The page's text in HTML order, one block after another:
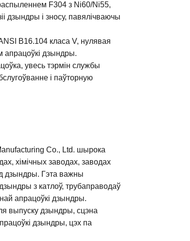
F304 з Ni60/Ni55,
дзындры і зносу, павялічваючы
B16.104 класа V, нулявая
апрацоўкі дзындры.
увесь тэрмін службы
і паўторную
Co., Ltd. шырока
хімічных заводах, заводах
дзындры. Гэта важны
з катлоў, трубаправодаў
апрацоўкі дзындры.
выпуску дзындры, сцэна
дзындры, цэх па